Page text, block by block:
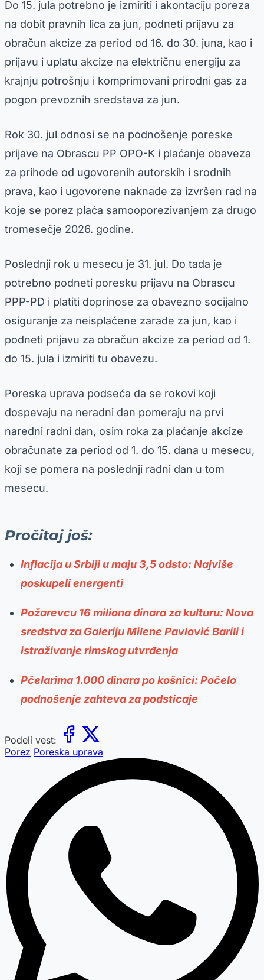
Do 15. jula potrebno je izmiriti i akontaciju poreza
na dobit pravnih lica za jun, podneti prijavu za
obračun akcize za period od 16. do 30. juna, kao i
prijavu i uplatu akcize na električnu energiju za
krajnju potrošnju i komprimovani prirodni gas za
pogon prevoznih sredstava za jun.
Rok 30. jul odnosi se na podnošenje poreske
prijave na Obrascu PP OPO-K i plaćanje obaveza
za prihode od ugovorenih autorskih i srodnih
prava, kao i ugovorene naknade za izvršen rad na
koje se porez plaća samooporezivanjem za drugo
tromesečje 2026. godine.
Poslednji rok u mesecu je 31. jul. Do tada je
potrebno podneti poresku prijavu na Obrascu
PPP-PD i platiti doprinose za obavezno socijalno
osiguranje za neisplaćene zarade za jun, kao i
podneti prijavu za obračun akcize za period od 1.
do 15. jula i izmiriti tu obavezu.
Poreska uprava podseća da se rokovi koji
dospevaju na neradni dan pomeraju na prvi
naredni radni dan, osim roka za plaćanje akcize
obračunate za period od 1. do 15. dana u mesecu,
koji se pomera na poslednji radni dan u tom
mesecu.
Pročitaj još:
Inflacija u Srbiji u maju 3,5 odsto: Najviše
poskupeli energenti
Požarevcu 16 miliona dinara za kulturu: Nova
sredstva za Galeriju Milene Pavlović Barili i
istraživanje rimskog utvrđenja
Pčelarima 1.000 dinara po košnici: Počelo
podnošenje zahteva za podsticaje
Podeli vest:
Porez Poreska uprava